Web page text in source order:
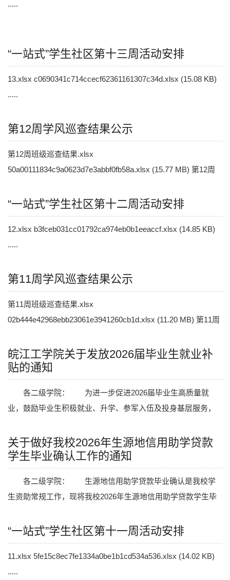
.....
“一站式”学生社区第十三周活动安排
13.xlsx c0690341c714ccecf62361161307c34d.xlsx (15.08 KB)
.....
第12周学风巡查结果公示
第12周班级巡查结果.xlsx
50a00111834c9a0623d7e3abbf0fb58a.xlsx (15.77 MB) 第12周
“一站式”学生社区第十二周活动安排
12.xlsx b3fceb031cc01792ca974eb0b1eeaccf.xlsx (14.85 KB)
.....
第11周学风巡查结果公示
第11周班级巡查结果.xlsx
02b444e42968ebb23061e3941260cb1d.xlsx (11.20 MB) 第11周
1783b6384010e5fa1d8c143b0d2c1078.xls.....
皖江工学院关于发放2026届毕业生就业补
贴的通知
各二级学院： 为进一步促进2026届毕业生高质量就
业，鼓励毕业生积极就业、升学、参军入伍及投身基层服务，
件 1.申请人.....
关于做好我校2026年生源地信用助学贷款
学生毕业确认工作的通知
各二级学院： 生源地信用助学贷款毕业确认是我校学
生资助常规工作，现将我校2026年生源地信用助学贷款学生毕
款，各.....
“一站式”学生社区第十一周活动安排
11.xlsx 5fe15c8ec7fe1334a0be1b1cd534a536.xlsx (14.02 KB)
.....